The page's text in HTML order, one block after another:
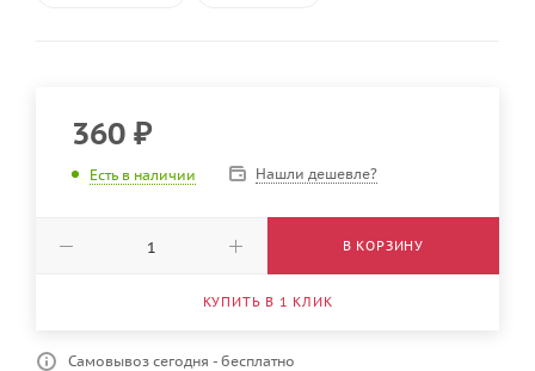
360 ₽
Есть в наличии Нашли дешевле?
В КОРЗИНУ
КУПИТЬ В 1 КЛИК
Самовывоз сегодня - бесплатно